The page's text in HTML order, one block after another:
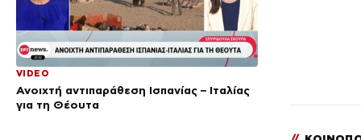
VIDEO
Ανοιχτή αντιπαράθεση Ισπανίας – Ιταλίας
για τη Θέουτα